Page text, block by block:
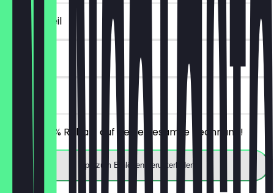
~3 € Vorteil
vor Ort
Erhalte 30% Rabatt auf deine gesamte Rechnung!
App zum Einlösen herunterladen